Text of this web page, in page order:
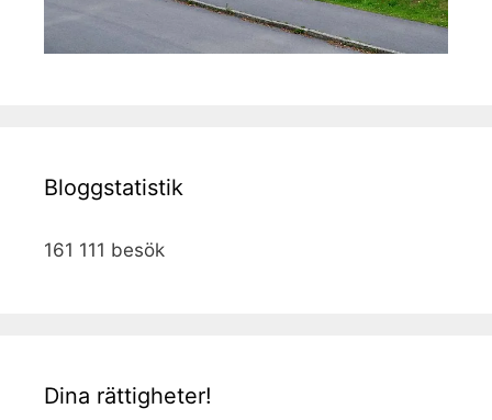
Bloggstatistik
161 111 besök
Dina rättigheter!